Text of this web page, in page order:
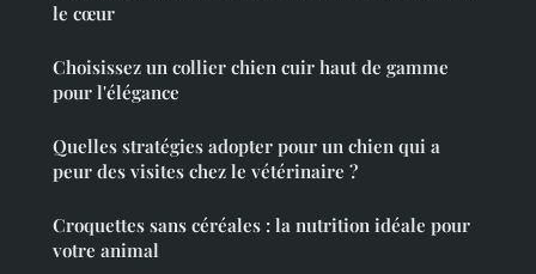
le cœur
Choisissez un collier chien cuir haut de gamme
pour l'élégance
Quelles stratégies adopter pour un chien qui a
peur des visites chez le vétérinaire ?
Croquettes sans céréales : la nutrition idéale pour
votre animal